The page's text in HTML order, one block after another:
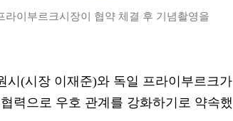
이부르크시장이 협약 체결 후 기념촬영을
시(시장 이재준)와 독일 프라이부르크가
력으로 우호 관계를 강화하기로 약속했